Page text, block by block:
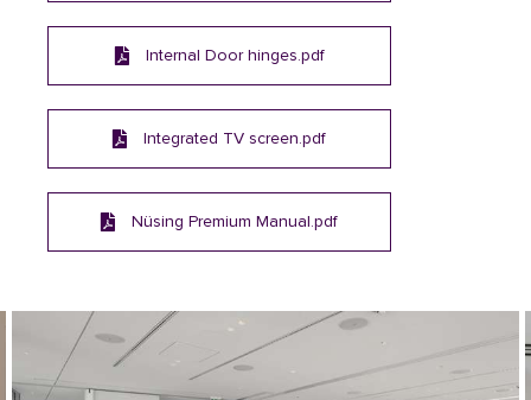
Internal Door hinges.pdf
Integrated TV screen.pdf
Nüsing Premium Manual.pdf